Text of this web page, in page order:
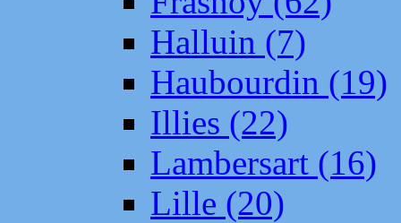
Halluin (7)
Haubourdin (19)
Illies (22)
Lambersart (16)
Lille (20)